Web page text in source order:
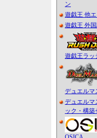
ン
遊戯王 他
遊戯王 外
遊戯王ラッ
デュエルマ
デュエルマ
ック・構築